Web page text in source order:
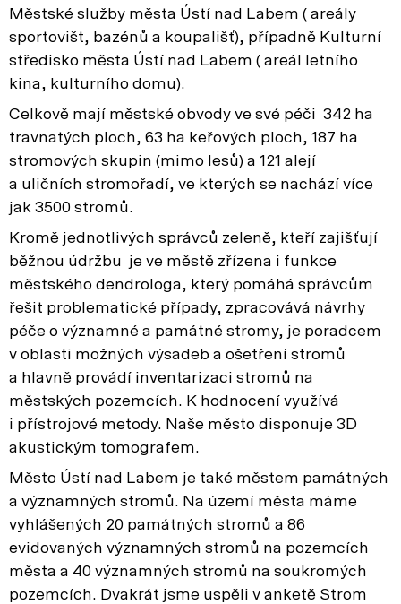
Městské služby města Ústí nad Labem ( areály
sportovišt, bazénů a koupališť), případně Kulturní
středisko města Ústí nad Labem ( areál letního
kina, kulturního domu).
Celkově mají městské obvody ve své péči 342 ha
travnatých ploch, 63 ha keřových ploch, 187 ha
stromových skupin (mimo lesů) a 121 alejí
a uličních stromořadí, ve kterých se nachází více
jak 3500 stromů.
Kromě jednotlivých správců zeleně, kteří zajišťují
běžnou údržbu je ve městě zřízena i funkce
městského dendrologa, který pomáhá správcům
řešit problematické případy, zpracovává návrhy
péče o významné a památné stromy, je poradcem
v oblasti možných výsadeb a ošetření stromů
a hlavně provádí inventarizaci stromů na
městských pozemcích. K hodnocení využívá
i přístrojové metody. Naše město disponuje 3D
akustickým tomografem.
Město Ústí nad Labem je také městem památných
a významných stromů. Na území města máme
vyhlášených 20 památných stromů a 86
evidovaných významných stromů na pozemcích
města a 40 významných stromů na soukromých
pozemcích. Dvakrát jsme uspěli v anketě Strom